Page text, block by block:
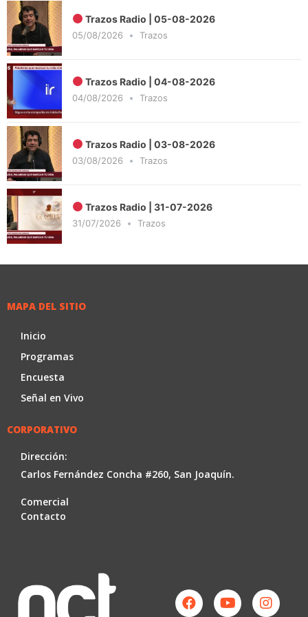
Trazos Radio | 05-08-2026
05/08/2026 Trazos
Trazos Radio | 04-08-2026
04/08/2026 Trazos
Trazos Radio | 03-08-2026
03/08/2026 Trazos
Trazos Radio | 31-07-2026
31/07/2026 Trazos
MAPA DEL SITIO
Inicio
Programas
Encuesta
Señal en Vivo
CORPORATIVO
Dirección:
Carlos Fernández Concha #260, San Joaquín.
Comercial
Contacto